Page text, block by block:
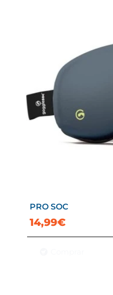
PRO SOC
14,99€